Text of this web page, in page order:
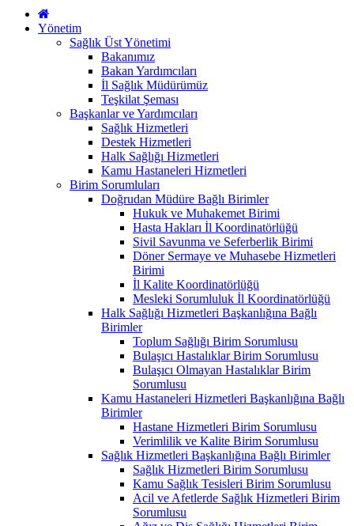
Yönetim
Sağlık Üst Yönetimi
Bakanımız
Bakan Yardımcıları
İl Sağlık Müdürümüz
Teşkilat Şeması
Başkanlar ve Yardımcıları
Sağlık Hizmetleri
Destek Hizmetleri
Halk Sağlığı Hizmetleri
Kamu Hastaneleri Hizmetleri
Birim Sorumluları
Doğrudan Müdüre Bağlı Birimler
Hukuk ve Muhakemet Birimi
Hasta Hakları İl Koordinatörlüğü
Sivil Savunma ve Seferberlik Birimi
Döner Sermaye ve Muhasebe Hizmetleri
Birimi
İl Kalite Koordinatörlüğü
Mesleki Sorumluluk İl Koordinatörlüğü
Halk Sağlığı Hizmetleri Başkanlığına Bağlı
Birimler
Toplum Sağlığı Birim Sorumlusu
Bulaşıcı Hastalıklar Birim Sorumlusu
Bulaşıcı Olmayan Hastalıklar Birim
Sorumlusu
Kamu Hastaneleri Hizmetleri Başkanlığına Bağlı
Birimler
Hastane Hizmetleri Birim Sorumlusu
Verimlilik ve Kalite Birim Sorumlusu
Sağlık Hizmetleri Başkanlığına Bağlı Birimler
Sağlık Hizmetleri Birim Sorumlusu
Kamu Sağlık Tesisleri Birim Sorumlusu
Acil ve Afetlerde Sağlık Hizmetleri Birim
Sorumlusu